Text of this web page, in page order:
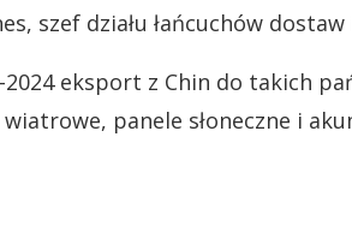
szef działu łańcuchów
eksport z Chin do takich
panele słoneczne i